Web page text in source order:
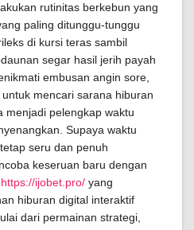
rutinitas berkebun yang
paling ditunggu-tunggu
di kursi teras sambil
segar hasil jerih payah
embusan angin sore,
mencari sarana hiburan
menjadi pelengkap waktu
Supaya waktu
seru dan penuh
keseruan baru dengan
https://ijobet.pro/ yang
hiburan digital interaktif
dari permainan strategi,